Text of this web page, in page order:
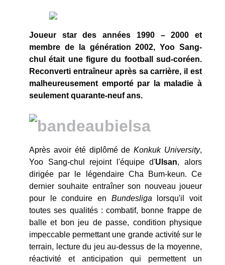
Joueur star des années 1990 – 2000 et
membre de la génération 2002, Yoo Sang-
chul était une figure du football sud-coréen.
Reconverti entraîneur après sa carrière, il est
malheureusement emporté par la maladie à
seulement quarante-neuf ans.
Après avoir été diplômé deKonkuk University,
Yoo Sang-chul rejoint l'équipe d'Ulsan, alors
dirigée par le légendaire Cha Bum-keun. Ce
dernier souhaite entraîner son nouveau joueur
pour le conduire en Bundesligalorsqu'il voit
toutes ses qualités : combatif, bonne frappe de
balle et bon jeu de passe, condition physique
impeccable permettant une grande activité sur le
terrain, lecture du jeu au-dessus de la moyenne,
réactivité et anticipation qui permettent un